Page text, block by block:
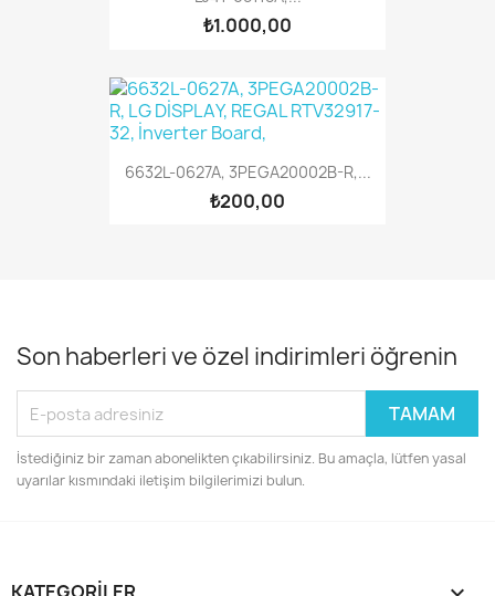
₺1.000,00
6632L-0627A, 3PEGA20002B-R,...
₺200,00
Son haberleri ve özel indirimleri öğrenin
İstediğiniz bir zaman abonelikten çıkabilirsiniz. Bu amaçla, lütfen yasal
uyarılar kısmındaki iletişim bilgilerimizi bulun.